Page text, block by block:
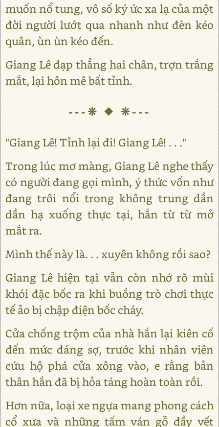
muốn nổ tung, vô số ký ức xa lạ của một
đời người lướt qua nhanh như đèn kéo
quân, ùn ùn kéo đến.
Giang Lê đạp thẳng hai chân, trợn trắng
mắt, lại hôn mê bất tỉnh.
---❊ ❖ ❊---
"Giang Lê! Tỉnh lại đi! Giang Lê! . . ."
Trong lúc mơ màng, Giang Lê nghe thấy
có người đang gọi mình, ý thức vốn như
đang trôi nổi trong không trung dần
dần hạ xuống thực tại, hắn từ từ mở
mắt ra.
Mình thế này là. . . xuyên không rồi sao?
Giang Lê hiện tại vẫn còn nhớ rõ mùi
khói đặc bốc ra khi buồng trò chơi thực
tế ảo bị chập điện bốc cháy.
Cửa chống trộm của nhà hắn lại kiên cố
đến mức đáng sợ, trước khi nhân viên
cứu hộ phá cửa xông vào, e rằng bản
thân hắn đã bị hỏa táng hoàn toàn rồi.
Hơn nữa, loại xe ngựa mang phong cách
cổ xưa và những tấm ván gỗ đầy vết